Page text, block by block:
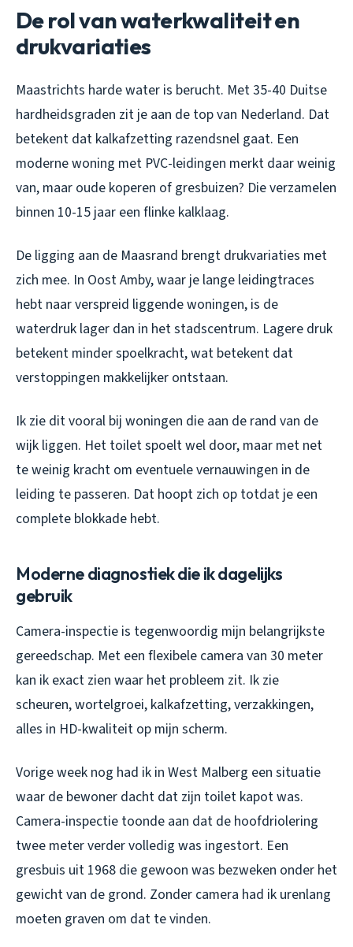
De rol van waterkwaliteit en
drukvariaties
Maastrichts harde water is berucht. Met 35-40 Duitse
hardheidsgraden zit je aan de top van Nederland. Dat
betekent dat kalkafzetting razendsnel gaat. Een
moderne woning met PVC-leidingen merkt daar weinig
van, maar oude koperen of gresbuizen? Die verzamelen
binnen 10-15 jaar een flinke kalklaag.
De ligging aan de Maasrand brengt drukvariaties met
zich mee. In Oost Amby, waar je lange leidingtraces
hebt naar verspreid liggende woningen, is de
waterdruk lager dan in het stadscentrum. Lagere druk
betekent minder spoelkracht, wat betekent dat
verstoppingen makkelijker ontstaan.
Ik zie dit vooral bij woningen die aan de rand van de
wijk liggen. Het toilet spoelt wel door, maar met net
te weinig kracht om eventuele vernauwingen in de
leiding te passeren. Dat hoopt zich op totdat je een
complete blokkade hebt.
Moderne diagnostiek die ik dagelijks
gebruik
Camera-inspectie is tegenwoordig mijn belangrijkste
gereedschap. Met een flexibele camera van 30 meter
kan ik exact zien waar het probleem zit. Ik zie
scheuren, wortelgroei, kalkafzetting, verzakkingen,
alles in HD-kwaliteit op mijn scherm.
Vorige week nog had ik in West Malberg een situatie
waar de bewoner dacht dat zijn toilet kapot was.
Camera-inspectie toonde aan dat de hoofdriolering
twee meter verder volledig was ingestort. Een
gresbuis uit 1968 die gewoon was bezweken onder het
gewicht van de grond. Zonder camera had ik urenlang
moeten graven om dat te vinden.